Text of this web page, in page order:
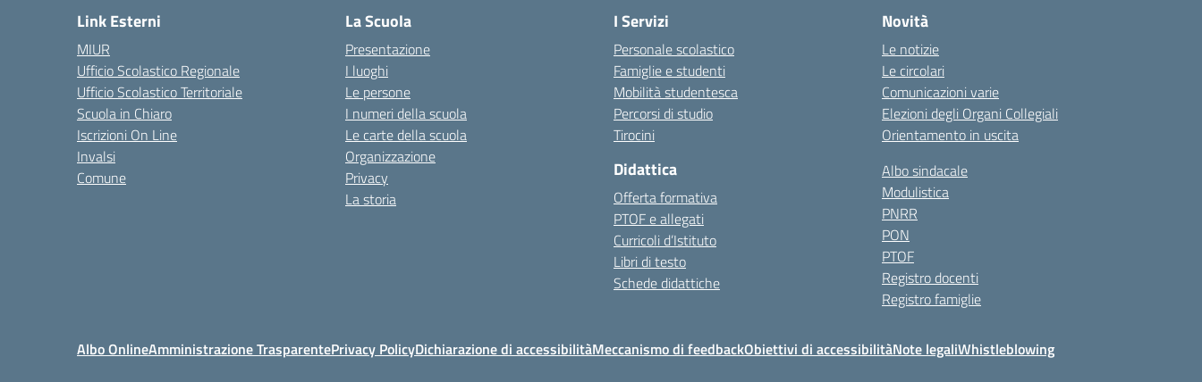
Link Esterni
MIUR
Ufficio Scolastico Regionale
Ufficio Scolastico Territoriale
Scuola in Chiaro
Iscrizioni On Line
Invalsi
Comune
La Scuola
Presentazione
I luoghi
Le persone
I numeri della scuola
Le carte della scuola
Organizzazione
Privacy
La storia
I Servizi
Personale scolastico
Famiglie e studenti
Mobilità studentesca
Percorsi di studio
Tirocini
Didattica
Offerta formativa
PTOF e allegati
Curricoli d’Istituto
Libri di testo
Schede didattiche
Novità
Le notizie
Le circolari
Comunicazioni varie
Elezioni degli Organi Collegiali
Orientamento in uscita
Albo sindacale
Modulistica
PNRR
PON
PTOF
Registro docenti
Registro famiglie
Albo OnlineAmministrazione TrasparentePrivacy PolicyDichiarazione di accessibilitàMeccanismo di feedbackObiettivi di accessibilitàNote legaliWhistleblowing